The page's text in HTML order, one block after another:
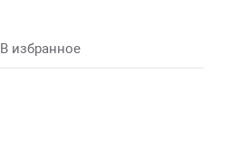
В избранное